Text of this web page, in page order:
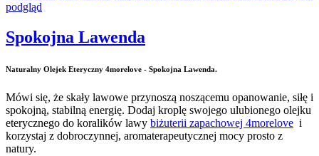
podgląd
Spokojna Lawenda
Naturalny Olejek Eteryczny 4morelove - Spokojna Lawenda.
Mówi się, że skały lawowe przynoszą noszącemu opanowanie, siłę i
spokojną, stabilną energię. Dodaj kroplę swojego ulubionego olejku
eterycznego do koralików lawy biżuterii zapachowej 4morelove i
korzystaj z dobroczynnej, aromaterapeutycznej mocy prosto z
natury.